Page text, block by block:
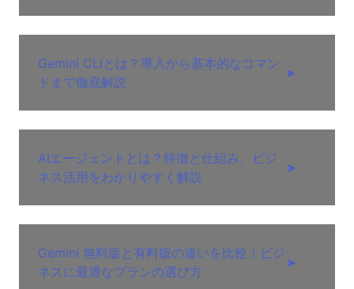
Gemini CLIとは？導入から基本的なコマン
ドまで徹底解説
➤
AIエージェントとは？特徴と仕組み、ビジ
ネス活用をわかりやすく解説
➤
Gemini 無料版と有料版の違いを比較！ビジ
ネスに最適なプランの選び方
➤